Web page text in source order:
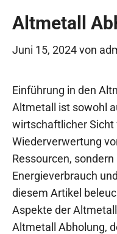
Altmetall
Juni 15, 2024von
Einführung in den
Altmetall ist sowohl
wirtschaftlicher Sicht
Wiederverwertung
Ressourcen,
Energieverbrauch
diesem Artikel
Aspekte der
Altmetall Abholung,